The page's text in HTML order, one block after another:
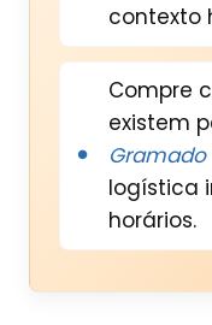
contexto
Compre
existem
Gramado
logística
horários.